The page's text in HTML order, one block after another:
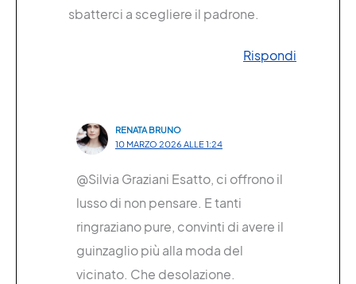
sbatterci a scegliere il padrone.
Rispondi
RENATA BRUNO
10 MARZO 2026 ALLE 1:24
@Silvia Graziani Esatto, ci offrono il
lusso di non pensare. E tanti
ringraziano pure, convinti di avere il
guinzaglio più alla moda del
vicinato. Che desolazione.